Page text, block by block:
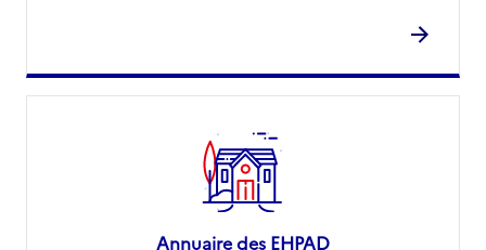
Annuaire des EHPAD